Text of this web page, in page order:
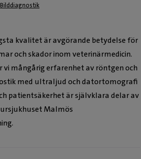
Bilddiagnostik
kvalitet är avgörande betydelse för
och skador inom veterinärmedicin.
vi mångårig erfarenhet av röntgen och
med ultraljud och datortomografi
patientsäkerhet är självklara delar av
Malmös